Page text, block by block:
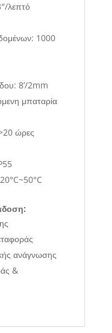
λεπτό
1000
8’/2mm
μπαταρία
ώρες
ανάγνωσης
&